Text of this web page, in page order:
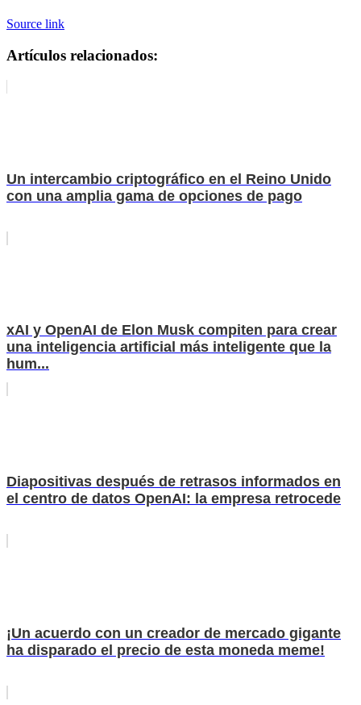
Source link
Artículos relacionados:
Un intercambio criptográfico en el Reino Unido
con una amplia gama de opciones de pago
xAI y OpenAI de Elon Musk compiten para crear
una inteligencia artificial más inteligente que la
hum...
Diapositivas después de retrasos informados en
el centro de datos OpenAI: la empresa retrocede
¡Un acuerdo con un creador de mercado gigante
ha disparado el precio de esta moneda meme!